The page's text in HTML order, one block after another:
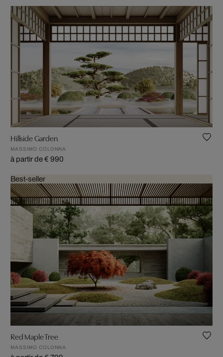
Hillside Garden
MASSIMO COLONNA
à partir de € 990
Best-seller
Red Maple Tree
MASSIMO COLONNA